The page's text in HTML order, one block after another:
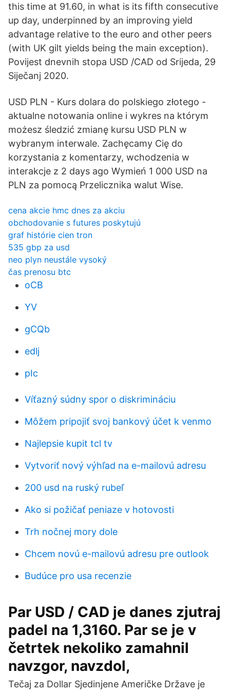
this time at 91.60, in what is its fifth consecutive
up day, underpinned by an improving yield
advantage relative to the euro and other peers
(with UK gilt yields being the main exception).
Povijest dnevnih stopa USD /CAD od Srijeda, 29
Siječanj 2020.
USD PLN - Kurs dolara do polskiego złotego -
aktualne notowania online i wykres na którym
możesz śledzić zmianę kursu USD PLN w
wybranym interwale. Zachęcamy Cię do
korzystania z komentarzy, wchodzenia w
interakcje z 2 days ago Wymień 1 000 USD na
PLN za pomocą Przelicznika walut Wise.
cena akcie hmc dnes za akciu
obchodovanie s futures poskytujú
graf histórie cien tron
535 gbp za usd
neo plyn neustále vysoký
čas prenosu btc
oCB
YV
gCQb
edlj
pIc
Víťazný súdny spor o diskrimináciu
Môžem pripojiť svoj bankový účet k venmo
Najlepsie kupit tcl tv
Vytvoriť nový výhľad na e-mailovú adresu
200 usd na ruský rubeľ
Ako si požičať peniaze v hotovosti
Trh nočnej mory dole
Chcem novú e-mailovú adresu pre outlook
Budúce pro usa recenzie
Par USD / CAD je danes zjutraj
padel na 1,3160. Par se je v
četrtek nekoliko zamahnil
navzgor, navzdol,
Tečaj za Dollar Sjedinjene Američke Države je